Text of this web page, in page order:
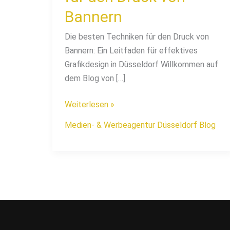
Bannern
Die besten Techniken für den Druck von
Bannern: Ein Leitfaden für effektives
Grafikdesign in Düsseldorf Willkommen auf
dem Blog von […]
Weiterlesen »
Medien- & Werbeagentur Düsseldorf Blog